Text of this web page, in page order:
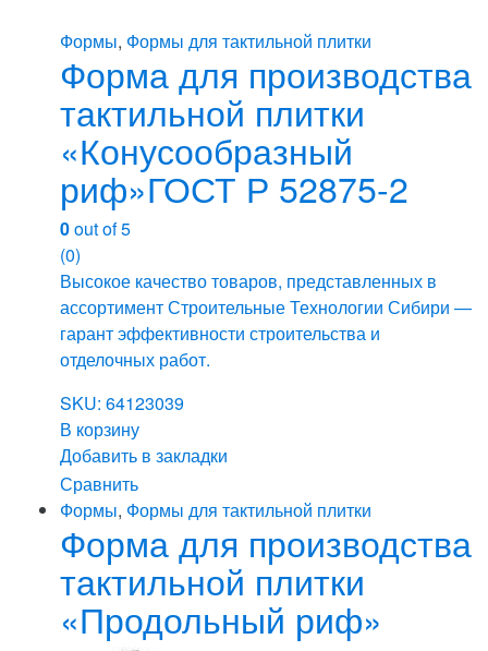
Формы, Формы для тактильной плитки
Форма для производства
тактильной плитки
«Конусообразный
риф»ГОСТ Р 52875-2
0out of 5
(0)
Высокое качество товаров, представленных в
ассортимент Строительные Технологии Сибири —
гарант эффективности строительства и
отделочных работ.
SKU: 64123039
В корзину
Добавить в закладки
Сравнить
Формы, Формы для тактильной плитки
Форма для производства
тактильной плитки
«Продольный риф»